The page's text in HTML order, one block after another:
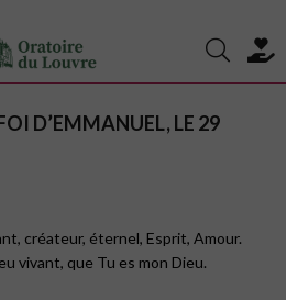
D’EMMANUEL, LE 29
créateur, éternel, Esprit, Amour.
vivant, que Tu es mon Dieu.